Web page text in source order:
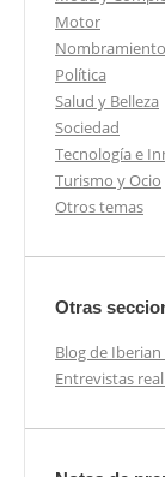
Motor
Política
Salud y Belleza
Sociedad
Tecnología e
Turismo y Ocio
Otros temas
Otras
Blog de Iberian
Entrevistas